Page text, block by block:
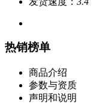
热销榜单
商品介绍
参数与资质
声明和说明